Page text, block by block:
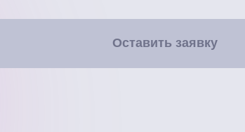
Оставить заявку